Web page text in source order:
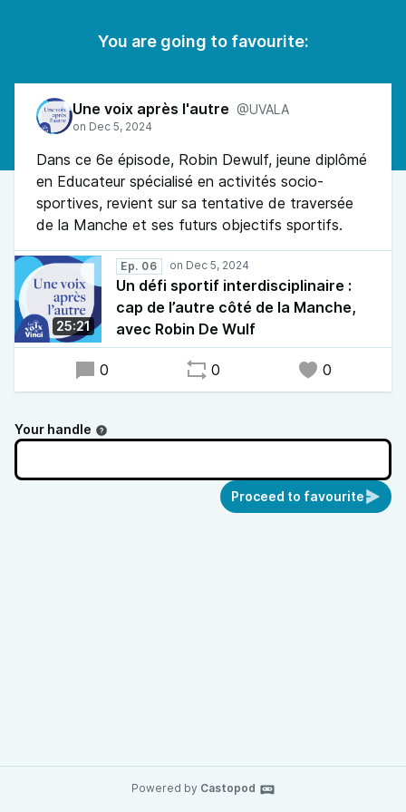
You are going to favourite:
Une voix après l'autre @UVALA
Dans ce 6e épisode, Robin Dewulf, jeune diplômé
en Educateur spécialisé en activités socio-
sportives, revient sur sa tentative de traversée
de la Manche et ses futurs objectifs sportifs.
25:21
Ep. 06
Un défi sportif interdisciplinaire :
cap de l’autre côté de la Manche,
avec Robin De Wulf
0 0 0
Your handle
Proceed to favourite
Powered by Castopod